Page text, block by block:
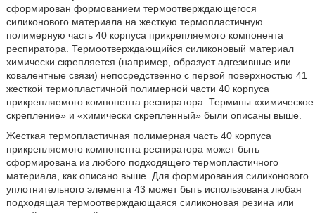
сформирован формованием термоотверждающегося
силиконового материала на жесткую термопластичную
полимерную часть 40 корпуса прикрепляемого компонента
респиратора. Термоотверждающийся силиконовый материал
химически скрепляется (например, образует адгезивные или
ковалентные связи) непосредственно с первой поверхностью 41
жесткой термопластичной полимерной части 40 корпуса
прикрепляемого компонента респиратора. Термины «химическое
скрепление» и «химически скрепленный» были описаны выше.
Жесткая термопластичная полимерная часть 40 корпуса
прикрепляемого компонента респиратора может быть
сформирована из любого подходящего термопластичного
материала, как описано выше. Для формирования силиконового
уплотнительного элемента 43 может быть использована любая
подходящая термоотверждающаяся силиконовая резина или